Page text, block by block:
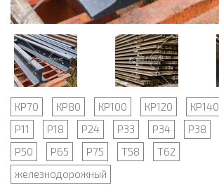
КР70 КР80 КР100 КР120 КР140
Р11
Р18 Р24 Р33 Р34 Р38
Р50
Р65 Р75 Т58
Т62
железнодорожный